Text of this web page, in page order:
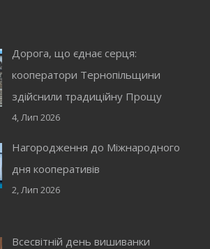
Дорога, що єднає серця:
кооператори Тернопільщини
здійснили традиційну Прощу
4, Лип 2026
Нагородження до Міжнародного
дня кооперативів
2, Лип 2026
Всесвітній день вишиванки